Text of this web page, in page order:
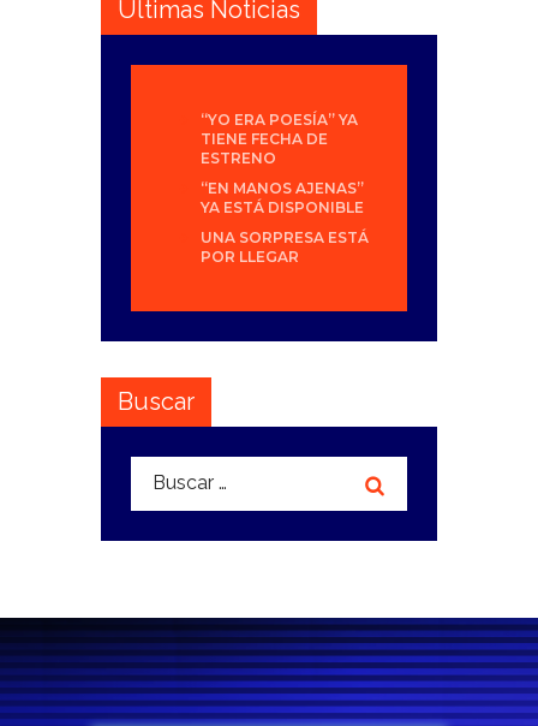
Últimas Noticias
“YO ERA POESÍA” YA
TIENE FECHA DE
ESTRENO
“EN MANOS AJENAS”
YA ESTÁ DISPONIBLE
UNA SORPRESA ESTÁ
POR LLEGAR
Buscar
Buscar: